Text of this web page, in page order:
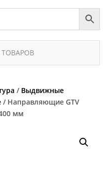
/ Выдвижные
/ Направляющие GTV
мм